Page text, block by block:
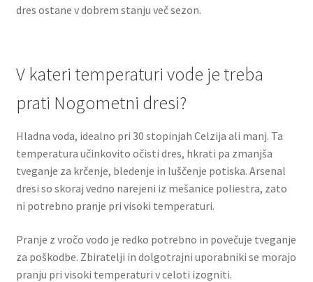
dres ostane v dobrem stanju več sezon.
V kateri temperaturi vode je treba
prati Nogometni dresi?
Hladna voda, idealno pri 30 stopinjah Celzija ali manj. Ta
temperatura učinkovito očisti dres, hkrati pa zmanjša
tveganje za krčenje, bledenje in luščenje potiska. Arsenal
dresi so skoraj vedno narejeni iz mešanice poliestra, zato
ni potrebno pranje pri visoki temperaturi.
Pranje z vročo vodo je redko potrebno in povečuje tveganje
za poškodbe. Zbiratelji in dolgotrajni uporabniki se morajo
pranju pri visoki temperaturi v celoti izogniti.